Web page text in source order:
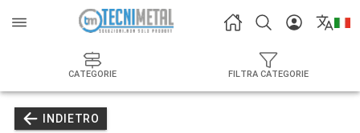
CATEGORIE FILTRA CATEGORIE
INDIETRO